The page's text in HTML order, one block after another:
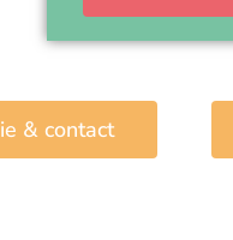
& contact